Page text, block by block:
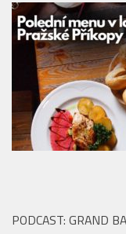
PODCAST: GRAND